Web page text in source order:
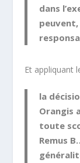
dans
Et appliquant
la
Orangis
toute
Remus